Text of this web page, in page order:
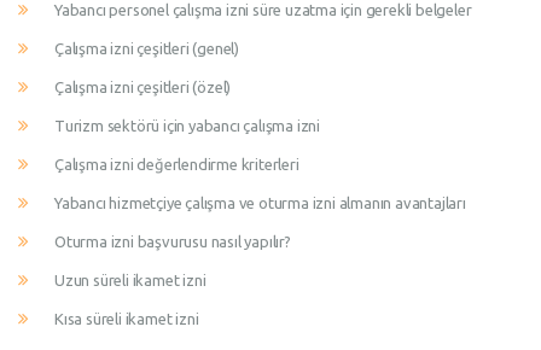
Yabancı personel çalışma izni süre uzatma için gerekli belgeler
Çalışma izni çeşitleri (genel)
Çalışma izni çeşitleri (özel)
Turizm sektörü için yabancı çalışma izni
Çalışma izni değerlendirme kriterleri
Yabancı hizmetçiye çalışma ve oturma izni almanın avantajları
Oturma izni başvurusu nasıl yapılır?
Uzun süreli ikamet izni
Kısa süreli ikamet izni